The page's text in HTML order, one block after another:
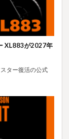
XL883が2027年
ター復活の公式